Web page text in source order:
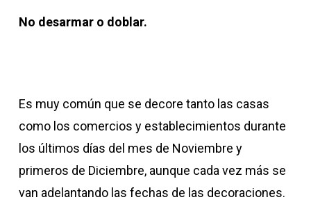
No desarmar o doblar.
Es muy común que se decore tanto las casas
como los comercios y establecimientos durante
los últimos días del mes de Noviembre y
primeros de Diciembre, aunque cada vez más se
van adelantando las fechas de las decoraciones.